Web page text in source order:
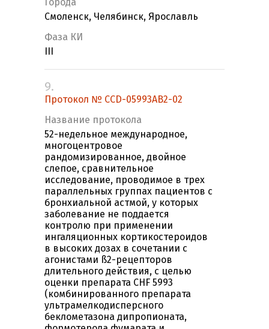
Города
Смоленск, Челябинск, Ярославль
Фаза КИ
9.
Протокол № CCD-05993AB2-02
Название протокола
52-недельное международное,
многоцентровое
рандомизированное, двойное
слепое, сравнительное
исследование, проводимое в трех
параллельных группах пациентов с
бронхиальной астмой, у которых
заболевание не поддается
контролю при применении
ингаляционных кортикостероидов
в высоких дозах в сочетании с
агонистами ß2-рецепторов
длительного действия, с целью
оценки препарата CHF 5993
(комбинированного препарата
ультрамелкодисперсного
беклометазона дипропионата,